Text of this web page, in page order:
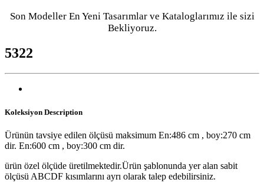
Son Modeller En Yeni Tasarımlar ve Kataloglarımız ile sizi
Bekliyoruz.
5322
Koleksiyon Description
Ürünün tavsiye edilen ölçüsü maksimum En:486 cm , boy:270 cm
dir. En:600 cm , boy:300 cm dir.
ürün özel ölçüde üretilmektedir.Ürün şablonunda yer alan sabit
ölçüsü ABCDF kısımlarını ayrı olarak talep edebilirsiniz.